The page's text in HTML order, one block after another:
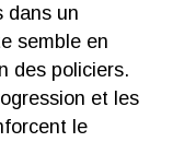
dans un
semble en
des policiers.
et les
le